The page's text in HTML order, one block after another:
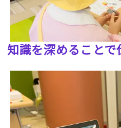
知識を深めること